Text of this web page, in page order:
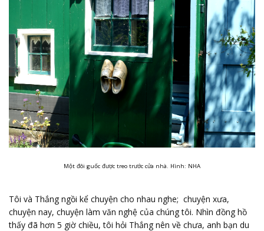
Một đôi guốc được treo trước cửa nhà. Hình: NHA
Tôi và Thắng ngồi kể chuyện cho nhau nghe; chuyện xưa,
chuyện nay, chuyện làm văn nghệ của chúng tôi. Nhìn đồng hồ
thấy đã hơn 5 giờ chiều, tôi hỏi Thắng nên về chưa, anh bạn du